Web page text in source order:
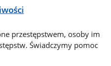
przestępstwem, osoby im
Świadczymy pomoc